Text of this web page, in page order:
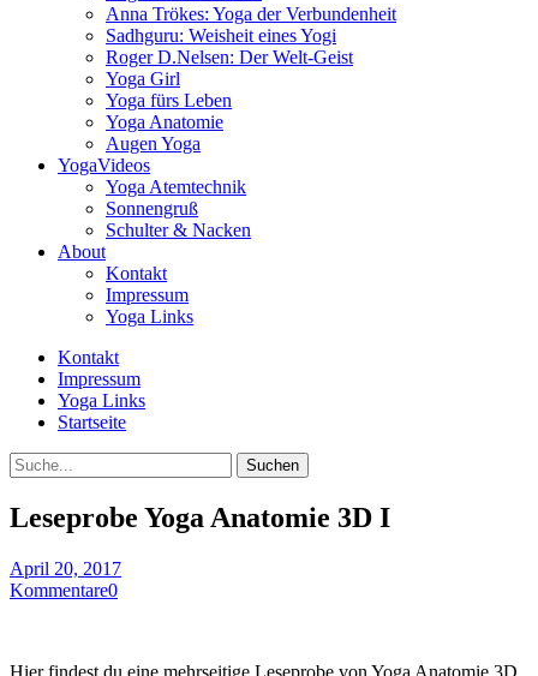
Anna Trökes: Yoga der Verbundenheit
Sadhguru: Weisheit eines Yogi
Roger D.Nelsen: Der Welt-Geist
Yoga Girl
Yoga fürs Leben
Yoga Anatomie
Augen Yoga
YogaVideos
Yoga Atemtechnik
Sonnengruß
Schulter & Nacken
About
Kontakt
Impressum
Yoga Links
Kontakt
Impressum
Yoga Links
Startseite
Suche
Leseprobe Yoga Anatomie 3D I
April 20, 2017
Kommentare0
Hier findest du eine mehrseitige Leseprobe von Yoga Anatomie 3D